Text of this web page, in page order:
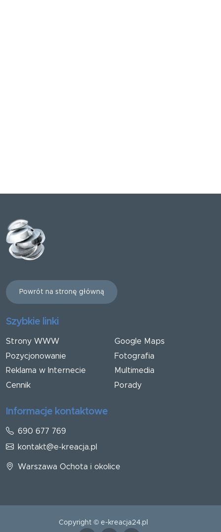
Powrót na stronę główną
Szybkie linki
Strony WWW
Pozycjonowanie
Reklama w Internecie
Cennik
Google Maps
Fotografia
Multimedia
Porady
Informacje kontaktowe
690 677 769
kontakt@e-kreacja.pl
Warszawa Ochota i okolice
Copyright © e-kreacja24.pl